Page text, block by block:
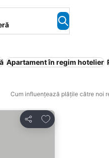
Apartament în regim hotelier
Cum influențează plățile către noi
Distribuiți
Adăugaţi la